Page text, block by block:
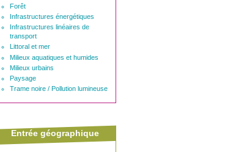
Forêt
Infrastructures énergétiques
Infrastructures linéaires de
transport
Littoral et mer
Milieux aquatiques et humides
Milieux urbains
Paysage
Trame noire / Pollution lumineuse
Entrée géographique